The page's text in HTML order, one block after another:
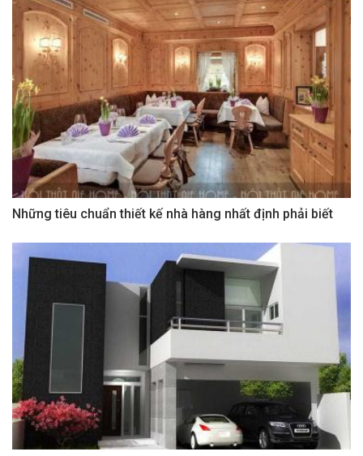
Những tiêu chuẩn thiết kế nhà hàng nhất định phải biết